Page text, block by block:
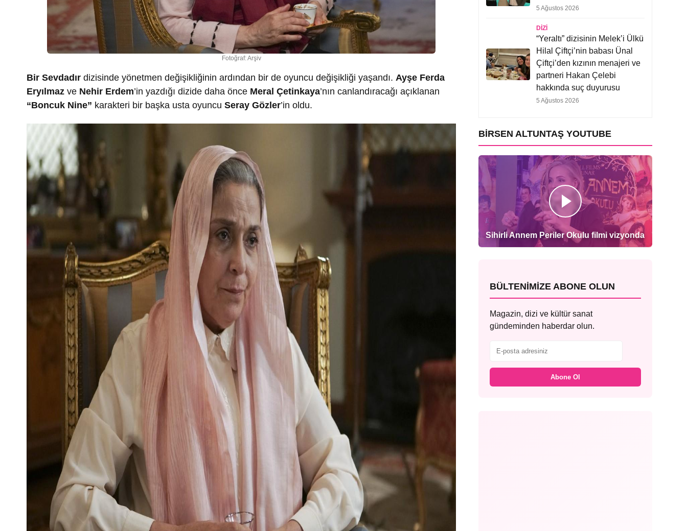
Fotoğraf: Arşiv
Bir Sevdadır dizisinde yönetmen değişikliğinin ardından bir de oyuncu değişikliği yaşandı. Ayşe Ferda
Eryılmaz ve Nehir Erdem’in yazdığı dizide daha önce Meral Çetinkaya’nın canlandıracağı açıklanan
“Boncuk Nine” karakteri bir başka usta oyuncu Seray Gözler’in oldu.
5 Ağustos 2026
DIZI
“Yeraltı” dizisinin Melek’i Ülkü
Hilal Çiftçi’nin babası Ünal
Çiftçi’den kızının menajeri ve
partneri Hakan Çelebi
hakkında suç duyurusu
5 Ağustos 2026
BIRSEN ALTUNTAŞ YOUTUBE
Sihirli Annem Periler Okulu filmi vizyonda
BÜLTENIMIZE ABONE OLUN
Magazin, dizi ve kültür sanat
gündeminden haberdar olun.
Abone Ol